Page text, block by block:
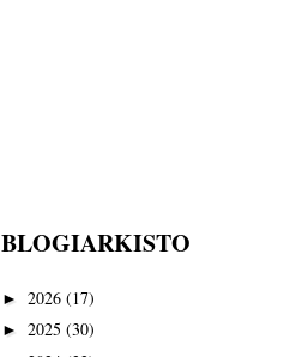
BLOGIARKISTO
► 2026 (17)
► 2025 (30)